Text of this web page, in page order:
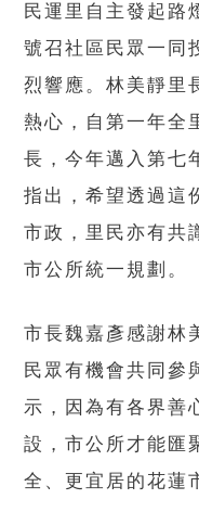
民運里自主發起路
號召社區民眾一同
烈響應。林美靜里
熱心，自第一年全
長，今年邁入第七
指出，希望透過這
市政，里民亦有共
市公所統一規劃。
市長魏嘉彥感謝林
民眾有機會共同參
示，因為有各界善
設，市公所才能匯
全、更宜居的花蓮